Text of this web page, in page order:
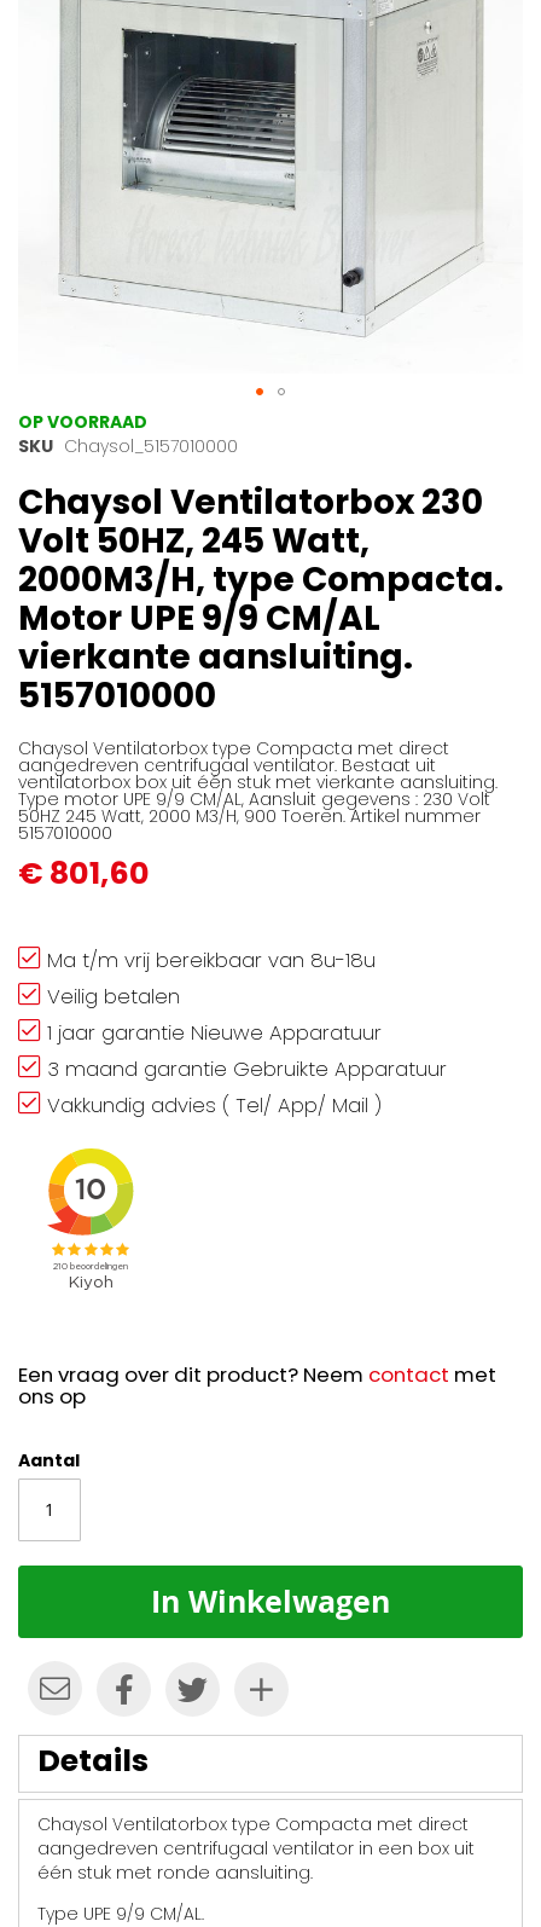
afbeeldingen-
Ga
naar
begin
van
de
afbeeldingen-
gallerij
OP VOORRAAD
SKU Chaysol_5157010000
Chaysol Ventilatorbox 230
Volt 50HZ, 245 Watt,
2000M3/H, type Compacta.
Motor UPE 9/9 CM/AL
vierkante aansluiting.
5157010000
Chaysol Ventilatorbox type Compacta met direct
aangedreven centrifugaal ventilator. Bestaat uit
ventilatorbox box uit één stuk met vierkante aansluiting.
Type motor UPE 9/9 CM/AL, Aansluit gegevens : 230 Volt
50HZ 245 Watt, 2000 M3/H, 900 Toeren. Artikel nummer
5157010000
€ 801,60
Ma t/m vrij bereikbaar van 8u-18u
Veilig betalen
1 jaar garantie Nieuwe Apparatuur
3 maand garantie Gebruikte Apparatuur
Vakkundig advies ( Tel/ App/ Mail )
Een vraag over dit product? Neem contact met
ons op
Aantal
In Winkelwagen
Details
Chaysol Ventilatorbox type Compacta met direct
aangedreven centrifugaal ventilator in een box uit
één stuk met ronde aansluiting.
Type UPE 9/9 CM/AL.